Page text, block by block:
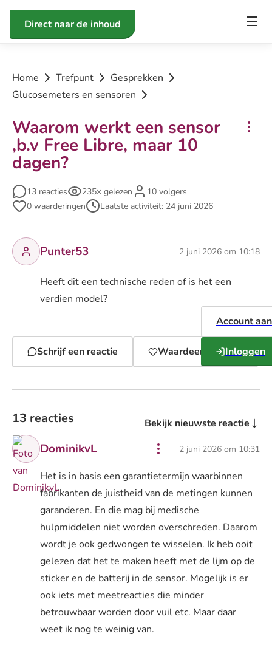
Direct naar de inhoud
Account
Inloggen
Home Trefpunt
Gesprekken
Glucosemeters en sensoren
Waarom werkt een sensor
,b.v Free Libre, maar 10
dagen?
13 reacties 235× gelezen
10 volgers
0 waarderingen
Laatste activiteit: 24 juni 2026
Punter53 2 juni 2026 om 10:18
Heeft dit een technische reden of is het een
verdien model?
Schrijf een reactie Waardeer gesprek
13 reacties Bekijk nieuwste reactie
DominikvL 2 juni 2026 om 10:31
Het is in basis een garantietermijn waarbinnen
fabrikanten de juistheid van de metingen kunnen
garanderen. En die mag bij medische
hulpmiddelen niet worden overschreden. Daarom
wordt je ook gedwongen te wisselen. Ik heb ooit
gelezen dat het te maken heeft met de lijm op de
sticker en de batterij in de sensor. Mogelijk is er
ook iets met meetreacties die minder
betrouwbaar worden door vuil etc. Maar daar
weet ik nog te weinig van.